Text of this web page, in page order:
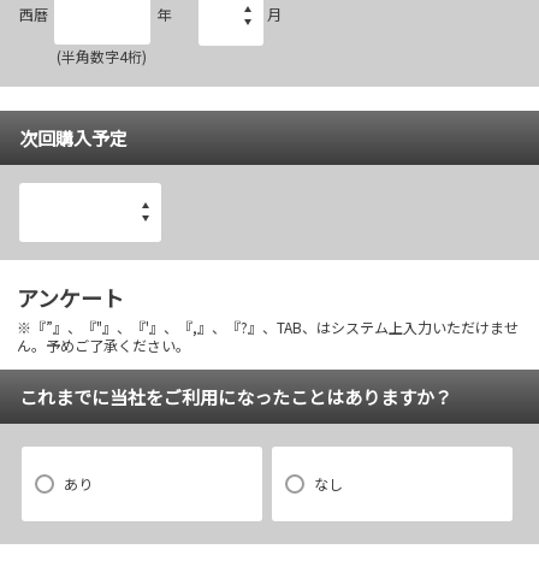
西暦 年
(半角数字4桁)
月
次回購入予定
アンケート
※『”』、『"』、『'』、『,』、『?』、TAB、はシステム上入力いただけませ
ん。予めご了承ください。
これまでに当社をご利用になったことはありますか？
あり なし